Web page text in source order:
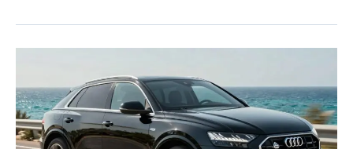
Fiat
500
charme,
pratiques
et
bons